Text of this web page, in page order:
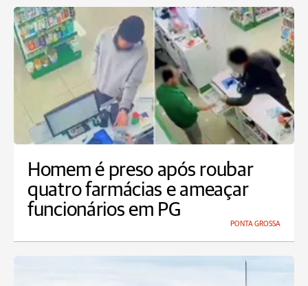
Homem é preso após roubar
quatro farmácias e ameaçar
funcionários em PG
PONTA GROSSA